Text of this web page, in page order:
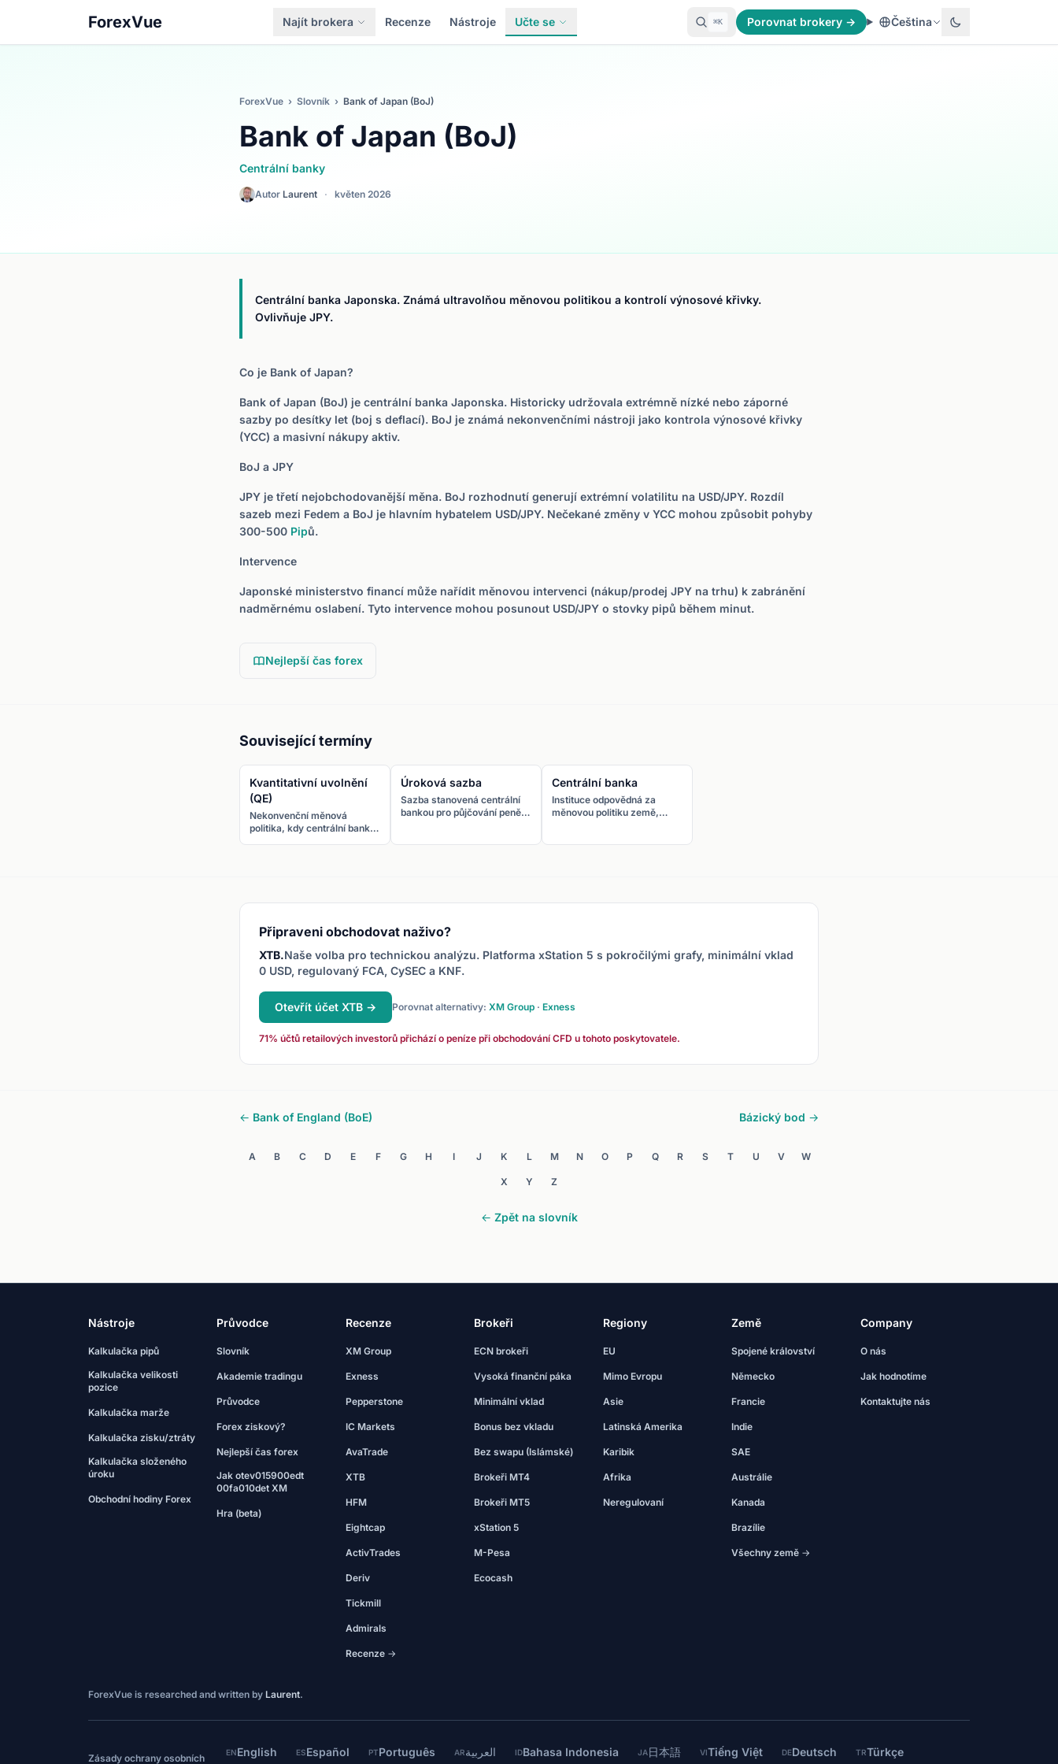
ForexVue Najít brokera Recenze Nástroje Učte se ⌘K Porovnat brokery → Čeština
ForexVue › Slovník › Bank of Japan (BoJ)
Bank of Japan (BoJ)
Centrální banky
Autor Laurent · květen 2026
Centrální banka Japonska. Známá ultravolňou měnovou politikou a kontrolí výnosové křivky.
Ovlivňuje JPY.
Co je Bank of Japan?
Bank of Japan (BoJ) je centrální banka Japonska. Historicky udržovala extrémně nízké nebo záporné
sazby po desítky let (boj s deflací). BoJ je známá nekonvenčními nástroji jako kontrola výnosové křivky
(YCC) a masivní nákupy aktiv.
BoJ a JPY
JPY je třetí nejobchodovanější měna. BoJ rozhodnutí generují extrémní volatilitu na USD/JPY. Rozdíl
sazeb mezi Fedem a BoJ je hlavním hybatelem USD/JPY. Nečekané změny v YCC mohou způsobit pohyby
300-500 Pipů.
Intervence
Japonské ministerstvo financí může nařídit měnovou intervenci (nákup/prodej JPY na trhu) k zabránění
nadměrnému oslabení. Tyto intervence mohou posunout USD/JPY o stovky pipů během minut.
Nejlepší čas forex
Související termíny
Kvantitativní uvolnění
(QE)
Nekonvenční měnová
politika, kdy centrální banka
Úroková sazba
Sazba stanovená centrální
bankou pro půjčování peněz.
Centrální banka
Instituce odpovědná za
měnovou politiku země,
Připraveni obchodovat naživo?
XTB.Naše volba pro technickou analýzu. Platforma xStation 5 s pokročilými grafy, minimální vklad
0 USD, regulovaný FCA, CySEC a KNF.
Otevřít účet XTB → Porovnat alternativy: XM Group · Exness
71% účtů retailových investorů přichází o peníze při obchodování CFD u tohoto poskytovatele.
← Bank of England (BoE) Bázický bod →
A B C D E F G H I J K L M N O P Q R S T U V W
X Y Z
← Zpět na slovník
Nástroje
Kalkulačka pipů
Kalkulačka velikosti
pozice
Kalkulačka marže
Kalkulačka zisku/ztráty
Kalkulačka složeného
úroku
Obchodní hodiny Forex
Průvodce
Slovník
Akademie tradingu
Průvodce
Forex ziskový?
Nejlepší čas forex
Jak otev015900edt
00fa010det XM
Hra (beta)
Recenze
XM Group
Exness
Pepperstone
IC Markets
AvaTrade
XTB
HFM
Eightcap
ActivTrades
Deriv
Tickmill
Admirals
Recenze →
Brokeři
ECN brokeři
Vysoká finanční páka
Minimální vklad
Bonus bez vkladu
Bez swapu (Islámské)
Brokeři MT4
Brokeři MT5
xStation 5
M-Pesa
Ecocash
Regiony
EU
Mimo Evropu
Asie
Latinská Amerika
Karibik
Afrika
Neregulovaní
Země
Spojené království
Německo
Francie
Indie
SAE
Austrálie
Kanada
Brazílie
Všechny země →
Company
O nás
Jak hodnotíme
Kontaktujte nás
ForexVue is researched and written by Laurent.
Zásady ochrany osobních ENEnglish ESEspañol PTPortuguês ARالعربية IDBahasa Indonesia JA日本語 VITiếng Việt DEDeutsch TRTürkçe